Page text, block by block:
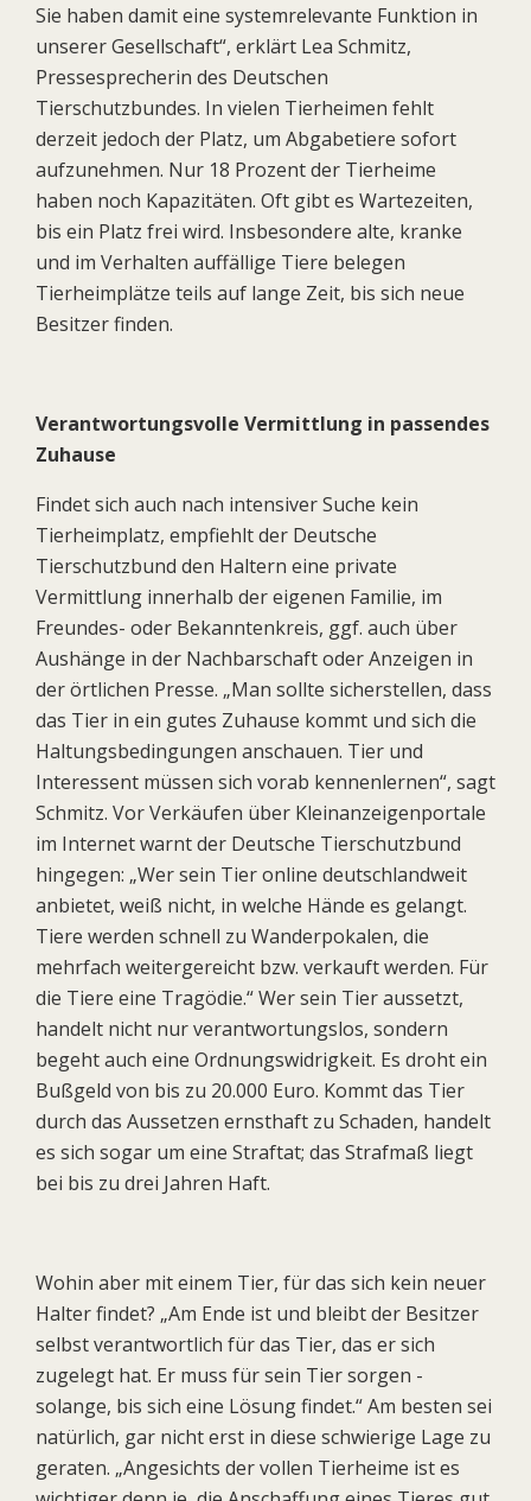
Sie haben damit eine systemrelevante Funktion in
unserer Gesellschaft“, erklärt Lea Schmitz,
Pressesprecherin des Deutschen
Tierschutzbundes. In vielen Tierheimen fehlt
derzeit jedoch der Platz, um Abgabetiere sofort
aufzunehmen. Nur 18 Prozent der Tierheime
haben noch Kapazitäten. Oft gibt es Wartezeiten,
bis ein Platz frei wird. Insbesondere alte, kranke
und im Verhalten auffällige Tiere belegen
Tierheimplätze teils auf lange Zeit, bis sich neue
Besitzer finden.
Verantwortungsvolle Vermittlung in passendes
Zuhause
Findet sich auch nach intensiver Suche kein
Tierheimplatz, empfiehlt der Deutsche
Tierschutzbund den Haltern eine private
Vermittlung innerhalb der eigenen Familie, im
Freundes- oder Bekanntenkreis, ggf. auch über
Aushänge in der Nachbarschaft oder Anzeigen in
der örtlichen Presse. „Man sollte sicherstellen, dass
das Tier in ein gutes Zuhause kommt und sich die
Haltungsbedingungen anschauen. Tier und
Interessent müssen sich vorab kennenlernen“, sagt
Schmitz. Vor Verkäufen über Kleinanzeigenportale
im Internet warnt der Deutsche Tierschutzbund
hingegen: „Wer sein Tier online deutschlandweit
anbietet, weiß nicht, in welche Hände es gelangt.
Tiere werden schnell zu Wanderpokalen, die
mehrfach weitergereicht bzw. verkauft werden. Für
die Tiere eine Tragödie.“ Wer sein Tier aussetzt,
handelt nicht nur verantwortungslos, sondern
begeht auch eine Ordnungswidrigkeit. Es droht ein
Bußgeld von bis zu 20.000 Euro. Kommt das Tier
durch das Aussetzen ernsthaft zu Schaden, handelt
es sich sogar um eine Straftat; das Strafmaß liegt
bei bis zu drei Jahren Haft.
Wohin aber mit einem Tier, für das sich kein neuer
Halter findet? „Am Ende ist und bleibt der Besitzer
selbst verantwortlich für das Tier, das er sich
zugelegt hat. Er muss für sein Tier sorgen -
solange, bis sich eine Lösung findet.“ Am besten sei
natürlich, gar nicht erst in diese schwierige Lage zu
geraten. „Angesichts der vollen Tierheime ist es